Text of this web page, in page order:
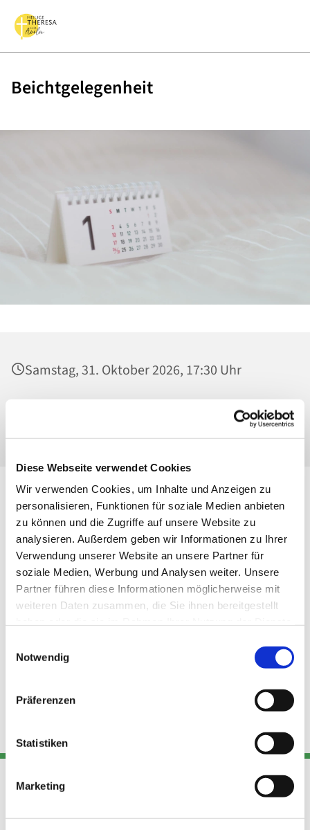
Diese Webseite verwendet Cookies
Wir verwenden Cookies, um Inhalte und Anzeigen zu
personalisieren, Funktionen für soziale Medien anbieten
zu können und die Zugriffe auf unsere Website zu
analysieren. Außerdem geben wir Informationen zu Ihrer
Verwendung unserer Website an unsere Partner für
soziale Medien, Werbung und Analysen weiter. Unsere
Partner führen diese Informationen möglicherweise mit
weiteren Daten zusammen, die Sie ihnen bereitgestellt
Notwendig
Präferenzen
Statistiken
Marketing
Beichtgelegenheit
Samstag, 31. Oktober 2026, 17:30 Uhr
St. Josef - Berlin-Weißensee, Pfarrkirche,
Adresse
Kont
Links